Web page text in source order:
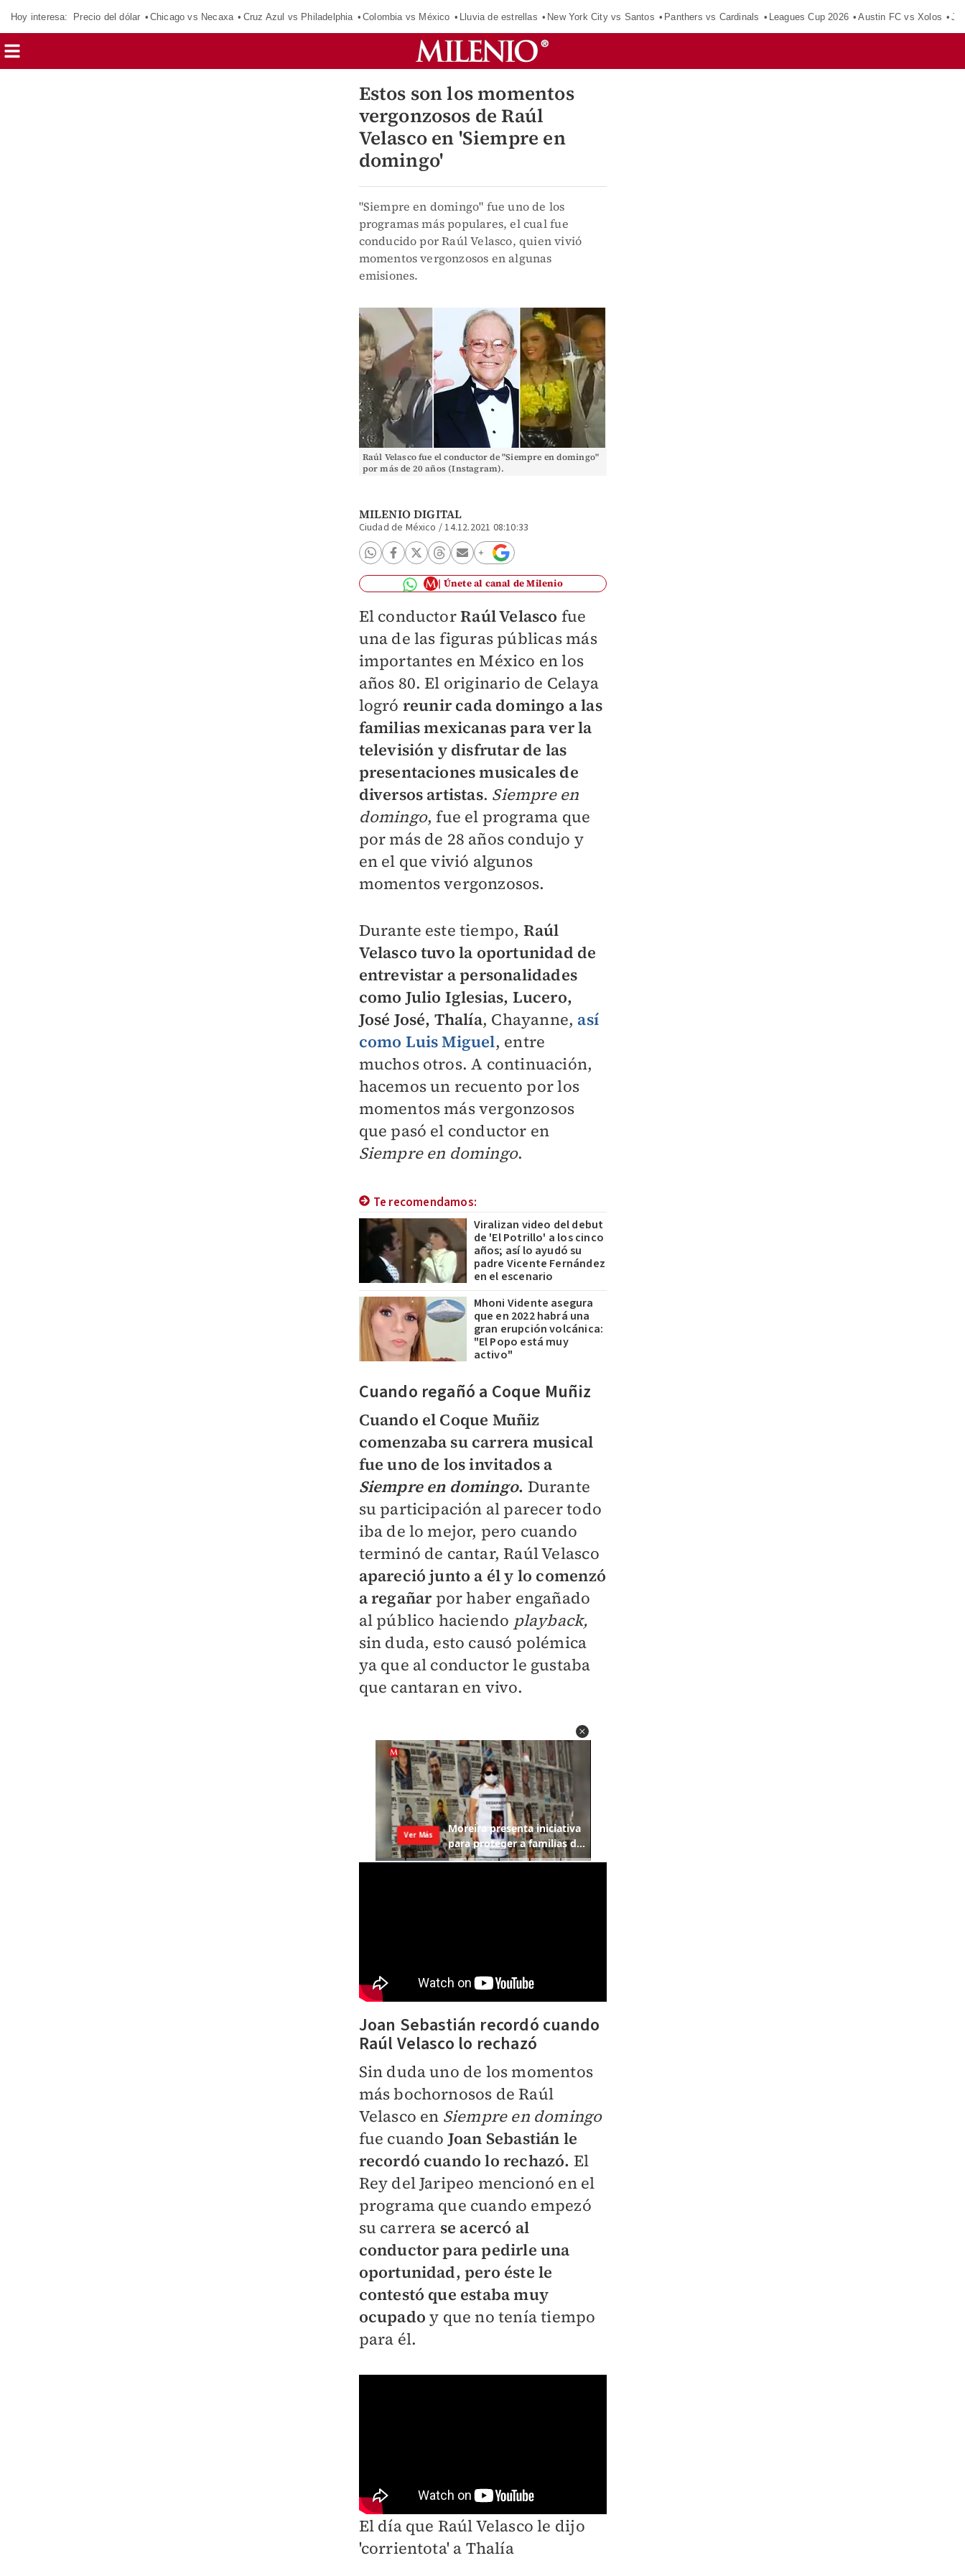
Hoy interesa: Precio del dólar Chicago vs Necaxa Cruz Azul vs Philadelphia Colombia vs México Lluvia de estrellas New York City vs Santos Panthers vs Cardinals Leagues Cup 2026 Austin FC vs Xolos
Estos son los momentos
vergonzosos de Raúl
Velasco en 'Siempre en
domingo'
"Siempre en domingo" fue uno de los
programas más populares, el cual fue
conducido por Raúl Velasco, quien vivió
momentos vergonzosos en algunas
emisiones.
Raúl Velasco fue el conductor de "Siempre en domingo"
por más de 20 años (Instagram).
MILENIO DIGITAL
Ciudad de México /14.12.2021 08:10:33
Únete al canal de Milenio
El conductorRaúl Velasco fue
una de las figuras públicas más
importantes en México en los
años 80. El originario de Celaya
logró reunir cada domingo a las
familias mexicanas para ver la
televisión y disfrutar de las
presentaciones musicales de
diversos artistas. Siempre en
domingo, fue el programa que
por más de 28 años condujo y
en el que vivió algunos
momentos vergonzosos.
Durante este tiempo, Raúl
Velasco tuvo la oportunidad de
entrevistar a personalidades
como Julio Iglesias, Lucero,
José José, Thalía, Chayanne, así
como Luis Miguel, entre
muchos otros. A continuación,
hacemos un recuento por los
momentos más vergonzosos
que pasó el conductor en
Siempre en domingo.
Te recomendamos:
Viralizan video del debut
de 'El Potrillo' a los cinco
años; así lo ayudó su
padre Vicente Fernández
en el escenario
Mhoni Vidente asegura
que en 2022 habrá una
gran erupción volcánica:
"El Popo está muy
activo"
Cuando regañó a Coque Muñiz
Cuando el Coque Muñiz
comenzaba su carrera musical
fue uno de los invitados a
Siempre en domingo. Durante
su participación al parecer todo
iba de lo mejor, pero cuando
terminó de cantar, Raúl Velasco
apareció junto a él y lo comenzó
a regañarpor haber engañado
al público haciendo playback,
sin duda, esto causó polémica
ya que al conductor le gustaba
que cantaran en vivo.
Joan Sebastián recordó cuando
Raúl Velasco lo rechazó
Sin duda uno de los momentos
más bochornosos de Raúl
Velasco en Siempre en domingo
fue cuando Joan Sebastián le
recordó cuando lo rechazó. El
Rey del Jaripeo mencionó en el
programa que cuando empezó
su carrera se acercó al
conductor para pedirle una
oportunidad, pero éste le
contestó que estaba muy
ocupado y que no tenía tiempo
para él.
El día que Raúl Velasco le dijo
'corrientota' a Thalía